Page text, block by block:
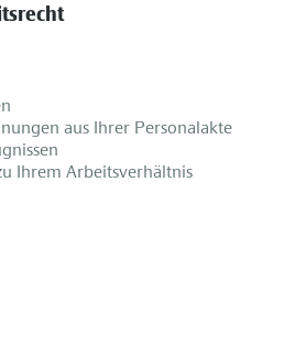
aus Ihrer Personalakte
Ihrem Arbeitsverhältnis